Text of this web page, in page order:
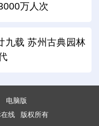
万人次
九载 苏州古典园林
电脑版
在线 版权所有